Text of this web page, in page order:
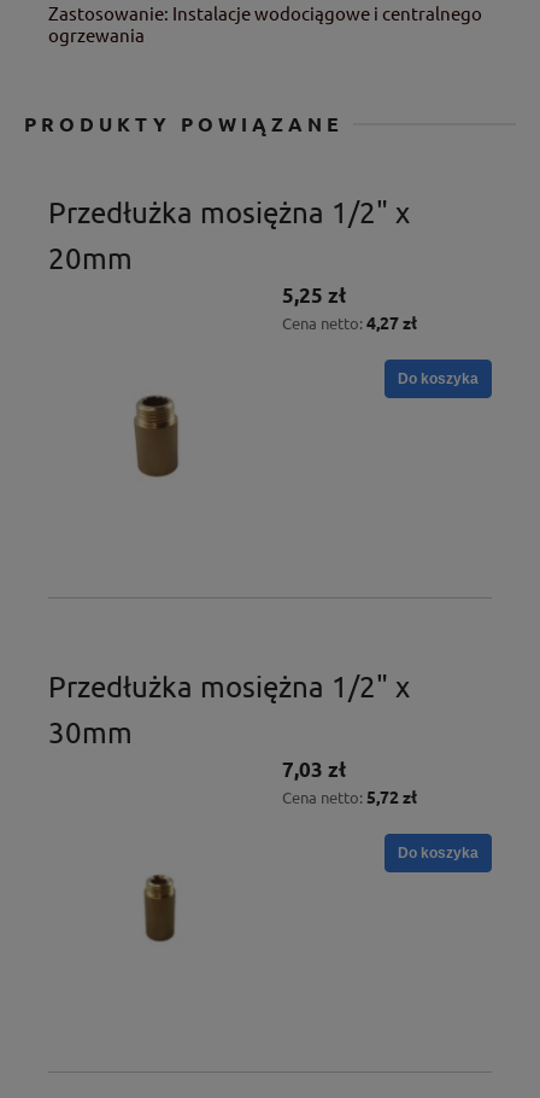
Zastosowanie: Instalacje wodociągowe i centralnego
ogrzewania
PRODUKTY POWIĄZANE
Przedłużka mosiężna 1/2" x
20mm
5,25 zł
Cena netto: 4,27 zł
Do koszyka
Przedłużka mosiężna 1/2" x
30mm
7,03 zł
Cena netto: 5,72 zł
Do koszyka